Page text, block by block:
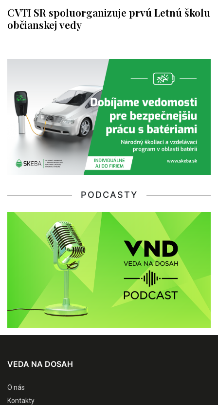
CVTI SR spoluorganizuje prvú Letnú školu
občianskej vedy
PODCASTY
VEDA NA DOSAH
O nás
Kontakty